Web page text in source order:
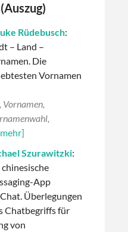
Rüdebusch:
– Land –
Die
Vornamen
Vornamen,
Szurawitzki:
chinesische
App
Überlegungen
Chatbegriffs für
von